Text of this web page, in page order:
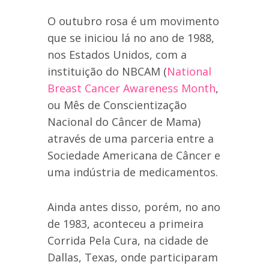
O outubro rosa é um movimento
que se iniciou lá no ano de 1988,
nos Estados Unidos, com a
instituição do NBCAM (National
Breast Cancer Awareness Month,
ou Mês de Conscientização
Nacional do Câncer de Mama)
através de uma parceria entre a
Sociedade Americana de Câncer e
uma indústria de medicamentos.
Ainda antes disso, porém, no ano
de 1983, aconteceu a primeira
Corrida Pela Cura, na cidade de
Dallas, Texas, onde participaram